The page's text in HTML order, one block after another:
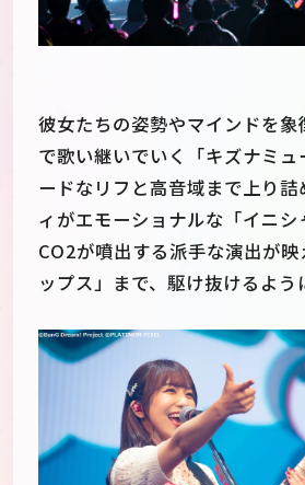
彼女たちの姿勢やマインドを
で歌い継いでいく「キズナミ
ードなリフと高音域まで上り
ィがエモーショナルな「イニシ
CO2が噴出する派手な演出が映
ップス」まで、駆け抜けるよう